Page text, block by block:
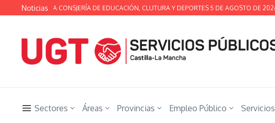
Saltar al contenido
Noticias
TÉCNICA DE LA CONSJERÍA DE EDUCACIÓN, CLUTURA Y DEPORTES 5 DE AGOSTO DE 2026
Sectores Áreas Provincias Empleo Público Servicios